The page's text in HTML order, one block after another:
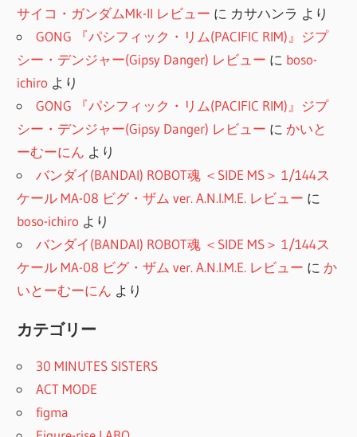
サイコ・ガンダムMk-II レビュー に カサハンラ より
GONG 『パシフィック・リム(PACIFIC RIM)』ジプ
シー・デンジャー(Gipsy Danger) レビュー に boso-
ichiro より
GONG 『パシフィック・リム(PACIFIC RIM)』ジプ
シー・デンジャー(Gipsy Danger) レビュー に かいと
ーむーにん より
バンダイ(BANDAI) ROBOT魂 ＜SIDE MS＞ 1/144ス
ケール MA-08 ビグ・ザム ver. A.N.I.M.E. レビュー に
boso-ichiro より
バンダイ(BANDAI) ROBOT魂 ＜SIDE MS＞ 1/144ス
ケール MA-08 ビグ・ザム ver. A.N.I.M.E. レビュー に か
いとーむーにん より
カテゴリー
30 MINUTES SISTERS
ACT MODE
figma